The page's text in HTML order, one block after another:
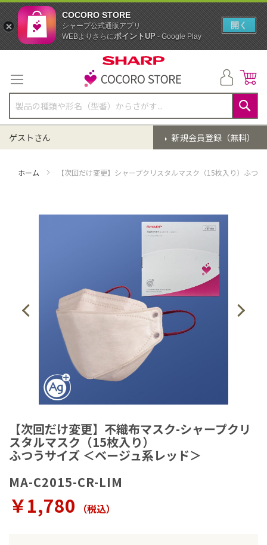
テ
ン
ツ
に
ス
キ
ッ
検
索
新規会員登録（無料）
ゲストさん
ホーム 【次回だけ変更】シャープクリスタルマスク（15枚入り）ふつ
【次回だけ変更】不織布マスク-シャープクリ
スタルマスク（15枚入り）
ふつうサイズ ＜ベージュ系レッド＞
MA-C2015-CR-LIM
￥1,780 （税込）
COCORO STORE
シャープ公式通販アプリ
WEBよりさらにポイントUP- Google Play
開く